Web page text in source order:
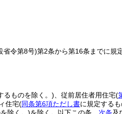
省令第8号)第2条から第16条までに規
るものを除く。) 、従前居住者用住宅(
住宅(同条第6項ただし書に規定する